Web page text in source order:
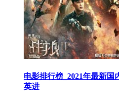
电影排行榜_2021年最新
英进